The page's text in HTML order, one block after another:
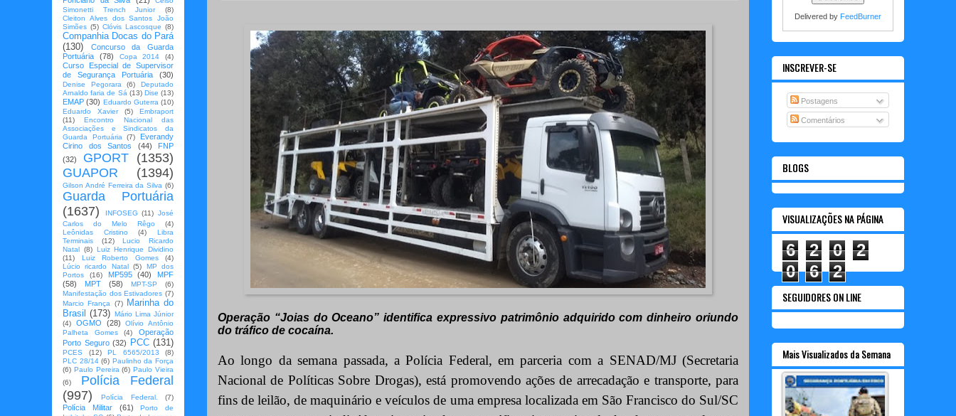
Operação “Joias do Oceano” identifica expressivo patrimônio adquirido com dinheiro oriundo
do tráfico de cocaína.
Ao longo da semana passada, a Polícia Federal, em parceria com a SENAD/MJ (Secretaria
Nacional de Políticas Sobre Drogas), está promovendo ações de arrecadação e transporte, para
fins de leilão, de maquinário e veículos de uma empresa localizada em São Francisco do Sul/SC
Simonetti Trench Junior
(8)
Cleiton Alves dos Santos João
Simões (5) Clóvis Lascosque (8)
Companhia Docas do Pará
(130)
Concurso da Guarda
Portuária
(78) Copa 2014 (4)
Curso Especial de Supervisor
de Segurança Portuária
(30)
Denise Pegorara (6)
Deputado
Arnaldo faria de Sá (13) Dise (13)
EMAP (30) Eduardo Guterra (10)
Eduardo Xavier
(5)
Embraport
(11)
Encontro Nacional das
Associações e Sindicatos da
Guarda Portuária
(7)
Everandy
Cirino dos Santos
(44)
FNP
(32)
GPORT (1353)
GUAPOR
(1394)
Gilson André Ferreira da Silva (6)
Guarda Portuária
(1637)
INFOSEG (11) José
Carlos do Melo Rêgo
(4)
Leônidas Cristino
(4)
Libra
Terminais
(12)
Lucio Ricardo
Natal (8) Luiz Henrique Dividino
(11)
Luiz Roberto Gomes
(4)
Lúcio ricardo Natal (5)
MP dos
Portos
(16) MP595 (40)
MPF
(58)
MPT (58) MPT-SP
(6)
Manifestação dos Estivadores (7)
Marcio França
(7)
Marinha do
Brasil
(173) Mário Lima Júnior
(4)
OGMO (28)
Olívio Antônio
Palheta Gomes
(4)
Operação
Porto Seguro (32) PCC (131)
PCES (12) PL 6565/2013
(8)
PLC 28/14 (6) Paulinho da Força
(6) Paulo Pereira (6) Paulo Vieira
(6)
Polícia Federal
(997)
Polícia Federal. (7)
Polícia Militar (61)
Porto de
Delivered by FeedBurner
INSCREVER-SE
Postagens
Comentários
BLOGS
VISUALIZAÇÕES NA PÁGINA
6 2 0
2
0
6 2
SEGUIDORES ON LINE
Mais Visualizados da Semana